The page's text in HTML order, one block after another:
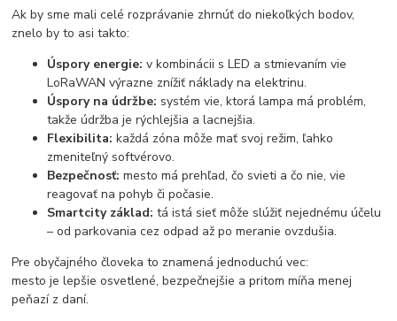
Ak by sme mali celé rozprávanie zhrnúť do niekoľkých bodov,
znelo by to asi takto:
Úspory energie: v kombinácii s LED a stmievaním vie
LoRaWAN výrazne znížiť náklady na elektrinu.
Úspory na údržbe: systém vie, ktorá lampa má problém,
takže údržba je rýchlejšia a lacnejšia.
Flexibilita: každá zóna môže mať svoj režim, ľahko
zmeniteľný softvérovo.
Bezpečnosť: mesto má prehľad, čo svieti a čo nie, vie
reagovať na pohyb či počasie.
Smartcity základ: tá istá sieť môže slúžiť nejednému účelu
– od parkovania cez odpad až po meranie ovzdušia.
Pre obyčajného človeka to znamená jednoduchú vec:
mesto je lepšie osvetlené, bezpečnejšie a pritom míňa menej
peňazí z daní.